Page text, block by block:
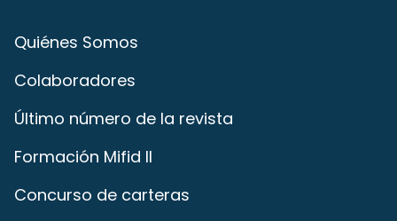
Quiénes Somos
Colaboradores
Último número de la revista
Formación Mifid II
Concurso de carteras